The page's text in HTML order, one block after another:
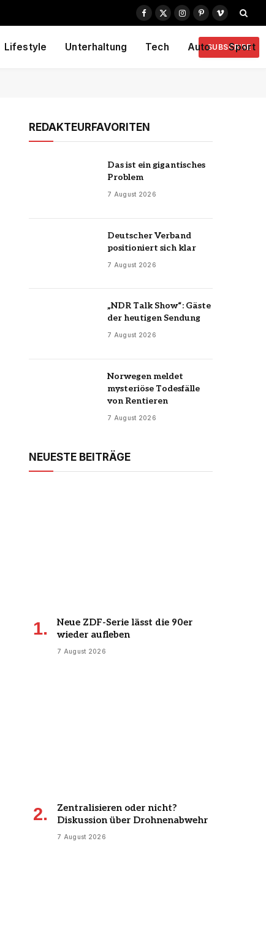
Facebook
X
Instagram
PinterestVimeo
Lifestyle Unterhaltung Tech Auto Sport
SUBSCRIBE
REDAKTEURFAVORITEN
Das ist ein gigantisches
Problem
7 August 2026
Deutscher Verband
positioniert sich klar
7 August 2026
„NDR Talk Show“: Gäste
der heutigen Sendung
7 August 2026
Norwegen meldet
mysteriöse Todesfälle
von Rentieren
7 August 2026
NEUESTE BEITRÄGE
Neue ZDF-Serie lässt die 90er
wieder aufleben
7 August 2026
Zentralisieren oder nicht?
Diskussion über Drohnenabwehr
7 August 2026